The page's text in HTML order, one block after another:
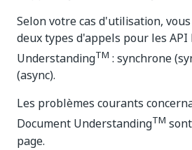
Selon votre cas d'utilisation,
deux types d'appels pour les API
UnderstandingTM : synchrone
(async).
Les problèmes courants
Document UnderstandingTM
page.